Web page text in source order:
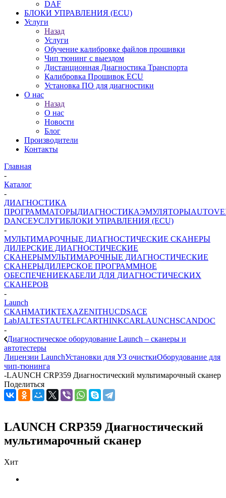
DAF
БЛОКИ УПРАВЛЕНИЯ (ECU)
Услуги
Назад
Услуги
Обучение калибровке файлов прошивки
Чип тюнинг с выездом
Дистанционная Диагностика Транспорта
Калибровка Прошивок ECU
Установка ПО для диагностики
О нас
Назад
О нас
Новости
Блог
Производители
Контакты
Главная
-
Каталог
-
ДИАГНОСТИКА
ПРОГРАММАТОРЫДИАГНОСТИКАЭМУЛЯТОРЫ
DANCEУСЛУГИБЛОКИ УПРАВЛЕНИЯ (ECU)
-
МУЛЬТИМАРОЧНЫЕ ДИАГНОСТИЧЕСКИЕ СКАНЕРЫ
ДИЛЕРСКИЕ ДИАГНОСТИЧЕСКИЕ
СКАНЕРЫМУЛЬТИМАРОЧНЫЕ ДИАГНОСТИЧЕСКИЕ
СКАНЕРЫДИЛЕРСКОЕ ПРОГРАММНОЕ
ОБЕСПЕЧЕНИЕКАБЕЛИ ДЛЯ ДИАГНОСТИЧЕСКИХ
СКАНЕРОВ
-
Launch
СКАНМАТИКTEXAZENITHUCDSACE
LabJALTESTAUTELFCARTHINKCARLAUNCHSCANDOC
-
Диагностическое оборудование Launch – сканеры и
автотестеры
Лицензии LaunchУстановки для УЗ очисткиОборудование для
чип-тюнинга
-LAUNCH CRP359 Диагностический мультимарочный сканер
Поделиться
LAUNCH CRP359 Диагностический
мультимарочный сканер
Хит